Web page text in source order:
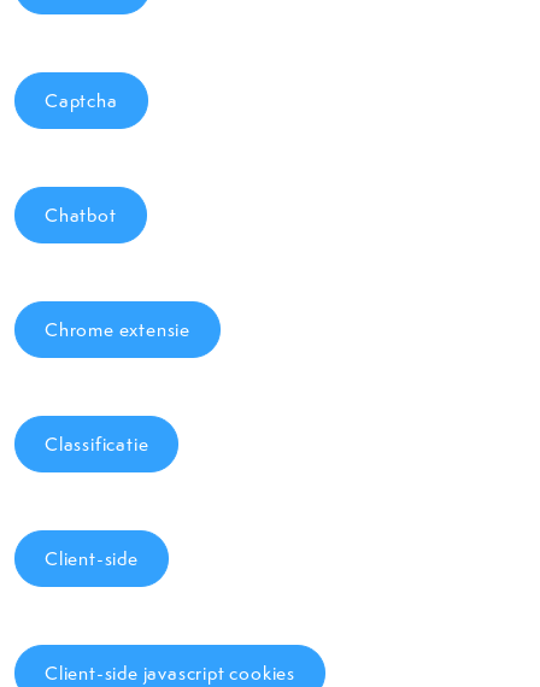
Captcha
Chatbot
Chrome extensie
Classificatie
Client-side
Client-side javascript cookies